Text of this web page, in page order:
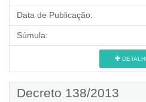
Data de Publicação:
Súmula:
Decreto 138/2013